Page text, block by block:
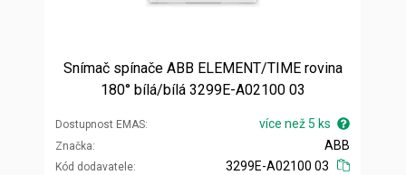
Snímač spínače ABB ELEMENT/TIME rovina
180° bílá/bílá 3299E-A02100 03
Dostupnost EMAS více než 5 ks
Značka
Kód dodavatele
ABB
3299E-A02100 03